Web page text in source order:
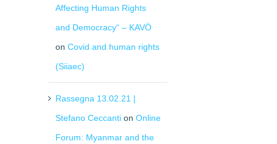
Affecting Human Rights
and Democracy“ – KAVÖ
onCovid and human rights
(Siiaec)
Rassegna 13.02.21 |
Stefano Ceccanti onOnline
Forum: Myanmar and the